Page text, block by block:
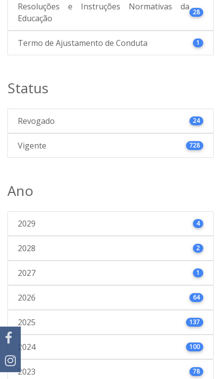
Resoluções e Instruções Normativas da
Educação
28
Termo de Ajustamento de Conduta 1
Status
Revogado 24
Vigente 728
Ano
2029 4
2028 2
2027 1
2026 64
2025 137
2024 100
2023 78